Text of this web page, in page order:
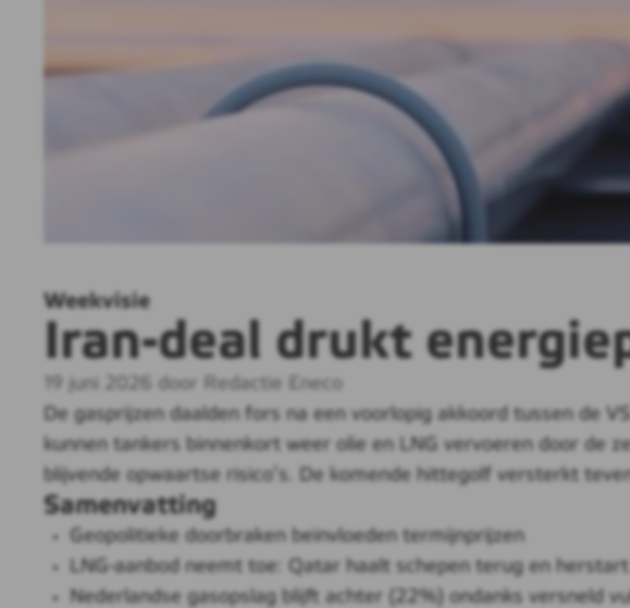
Weekvisie
Iran-deal drukt
19 juni 2026 door Redactie Eneco
De gasprijzen daalden fors na een voorlopig akkoord tussen de
kunnen tankers binnenkort weer olie en LNG vervoeren door de
blijvende opwaartse risico’s. De komende hittegolf versterkt
Samenvatting
Geopolitieke doorbraken beïnvloeden termijnprijzen
LNG-aanbod neemt toe: Qatar haalt schepen terug en
Nederlandse gasopslag blijft achter (22%) ondanks versneld